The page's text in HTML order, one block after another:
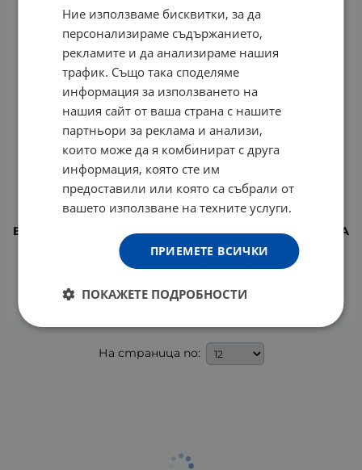
ВИШИ АКВАЛИЯ ТЕРМАЛ РИЧ ХИДРАТИРАЩ КРЕМ ЗА
СУХА ДО МНОГО СУХА КОЖА 50 мл
32.70 € / 63.96 лв.
КУПИ
На страница по:
Ние използваме бисквитки, за да
персонализираме съдържанието,
рекламите и да анализираме нашия
трафик. Също така споделяме
информация за използването на
нашия сайт от ваша страна с нашите
партньори за реклама и анализи,
които може да я комбинират с друга
информация, която сте им
предоставили или която са събрали от
вашето използване на техните услуги.
ПРИЕМЕТЕ ВСИЧКИ
ПОКАЖЕТЕ ПОДРОБНОСТИ